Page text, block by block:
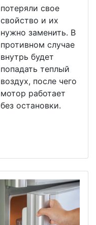
потеряли свое
свойство и их
нужно заменить. В
противном случае
внутрь будет
попадать теплый
воздух, после чего
мотор работает
без остановки.